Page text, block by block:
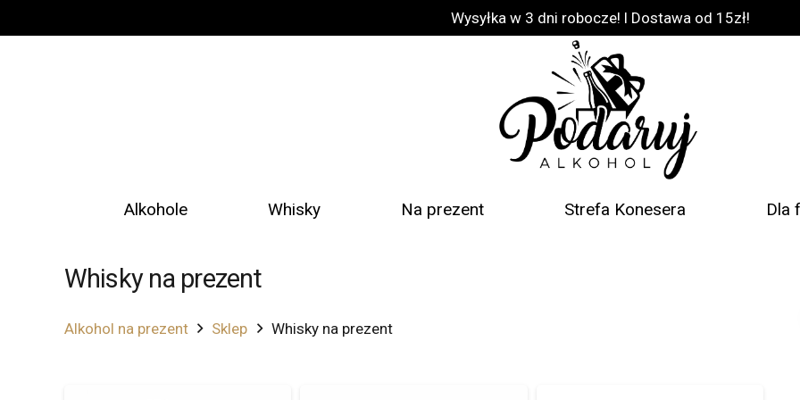
Wysyłka w 3 dni robocze! l Dostawa od 15zł!
Alkohole Whisky Na prezent Strefa Konesera Dla
Whisky na prezent
Alkohol na prezent Sklep Whisky na prezent